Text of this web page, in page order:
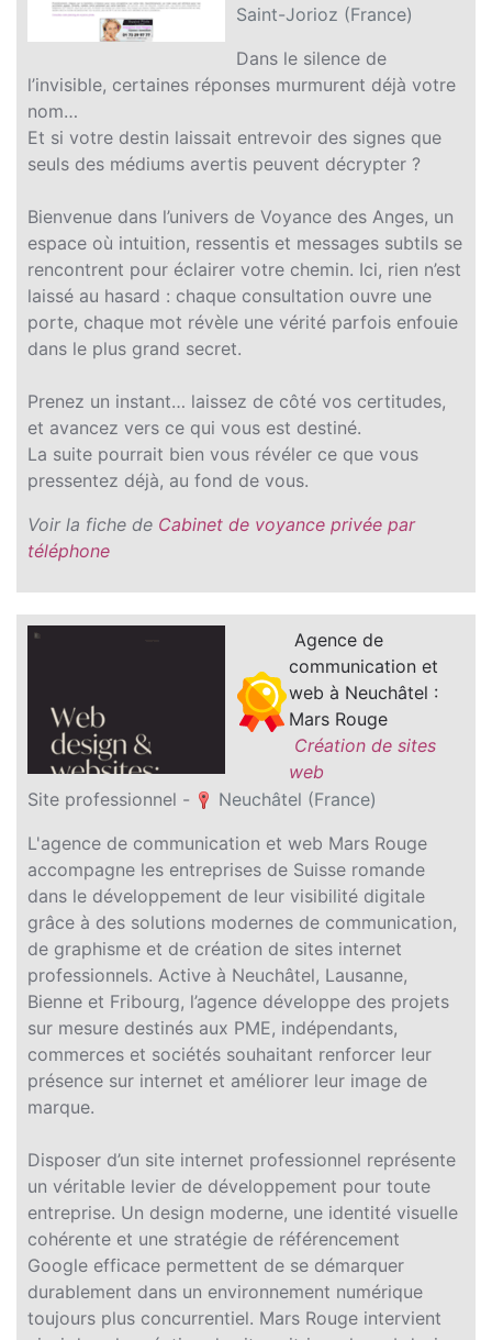
Saint-Jorioz (France)
Dans le silence de
l’invisible, certaines réponses murmurent déjà votre
nom…
Et si votre destin laissait entrevoir des signes que
seuls des médiums avertis peuvent décrypter ?
Bienvenue dans l’univers de Voyance des Anges, un
espace où intuition, ressentis et messages subtils se
rencontrent pour éclairer votre chemin. Ici, rien n’est
laissé au hasard : chaque consultation ouvre une
porte, chaque mot révèle une vérité parfois enfouie
dans le plus grand secret.
Prenez un instant… laissez de côté vos certitudes,
et avancez vers ce qui vous est destiné.
La suite pourrait bien vous révéler ce que vous
pressentez déjà, au fond de vous.
Voir la fiche de Cabinet de voyance privée par
téléphone
Agence de
communication et
web à Neuchâtel :
Mars Rouge
Création de sites
web
Site professionnel -
Neuchâtel (France)
L'agence de communication et web Mars Rouge
accompagne les entreprises de Suisse romande
dans le développement de leur visibilité digitale
grâce à des solutions modernes de communication,
de graphisme et de création de sites internet
professionnels. Active à Neuchâtel, Lausanne,
Bienne et Fribourg, l’agence développe des projets
sur mesure destinés aux PME, indépendants,
commerces et sociétés souhaitant renforcer leur
présence sur internet et améliorer leur image de
marque.
Disposer d’un site internet professionnel représente
un véritable levier de développement pour toute
entreprise. Un design moderne, une identité visuelle
cohérente et une stratégie de référencement
Google efficace permettent de se démarquer
durablement dans un environnement numérique
toujours plus concurrentiel. Mars Rouge intervient